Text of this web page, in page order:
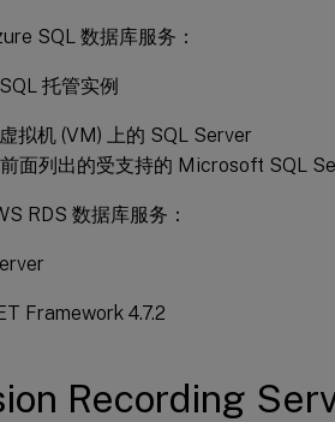
SQL 数据库服务：
托管实例
拟机 (VM) 上的 SQL Server
前面列出的受支持的 Microsoft SQL
RDS 数据库服务：
Framework 4.7.2
Recording